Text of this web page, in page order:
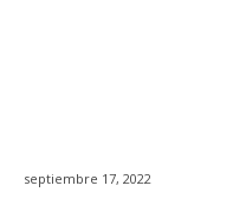
septiembre 17, 2022